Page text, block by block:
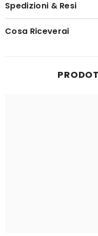
Spedizioni & Resi
Cosa Riceverai